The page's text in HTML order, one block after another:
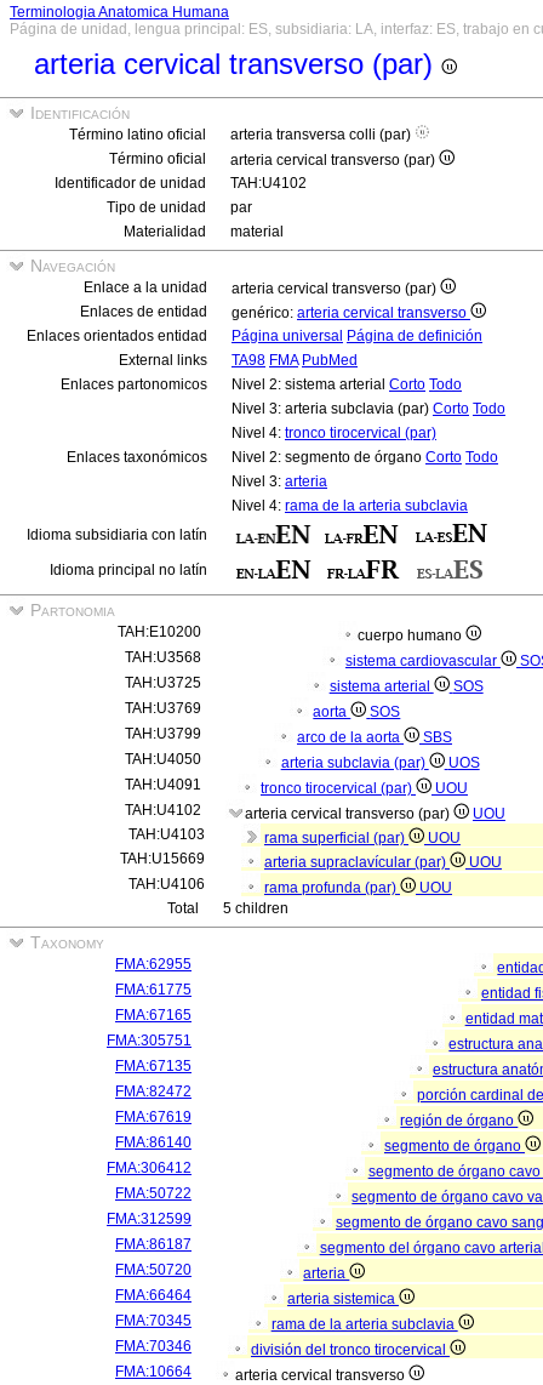
Terminologia Anatomica Humana
Página de unidad, lengua principal: ES, subsidiaria: LA, interfaz: ES, trabajo en
arteria cervical transverso (par)
Identificación
Término latino oficial
arteria transversa colli (par)
Término oficial
arteria cervical transverso (par)
Identificador de unidad
TAH:U4102
Tipo de unidad
par
Materialidad
material
Navegación
Enlace a la unidad
arteria cervical transverso (par)
Enlaces de entidad
genérico: arteria cervical transverso
Enlaces orientados entidad
Página universal Página de definición
External links
TA98 FMA PubMed
Enlaces partonomicos
Nivel 2: sistema arterial Corto Todo
Nivel 3: arteria subclavia (par) Corto Todo
Nivel 4: tronco tirocervical (par)
Enlaces taxonómicos
Nivel 2: segmento de órgano Corto Todo
Nivel 3: arteria
Nivel 4: rama de la arteria subclavia
Idioma subsidiaria con latín
Idioma principal no latín
Partonomia
TAH:E10200
cuerpo humano
TAH:U3568
sistema cardiovascular
TAH:U3725
sistema arterial
SOS
TAH:U3769
aorta
SOS
TAH:U3799
arco de la aorta
SBS
TAH:U4050
arteria subclavia (par)
UOS
TAH:U4091
tronco tirocervical (par)
UOU
TAH:U4102
arteria cervical transverso (par)
UOU
TAH:U4103
rama superficial (par)
UOU
TAH:U15669
arteria supraclavícular (par)
UOU
TAH:U4106
rama profunda (par)
UOU
Total
5 children
Taxonomy
FMA:62955
FMA:61775
entidad
FMA:67165
entidad
FMA:305751
estructura
FMA:67135
estructura
FMA:82472
porción cardinal
FMA:67619
región de órgano
FMA:86140
segmento de órgano
FMA:306412
segmento de órgano
FMA:50722
segmento de órgano cavo
FMA:312599
segmento de órgano cavo
FMA:86187
segmento del órgano cavo
FMA:50720
arteria
FMA:66464
arteria sistemica
FMA:70345
rama de la arteria subclavia
FMA:70346
división del tronco tirocervical
FMA:10664
arteria cervical transverso